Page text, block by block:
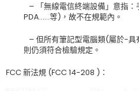
– 「無線電信終端設備」意指：
PDA……等)，故不在規範內。
– 但所有筆記型電腦類(屬於-具
則仍須符合檢驗規定。
FCC 新法規 (FCC 14-208 )：